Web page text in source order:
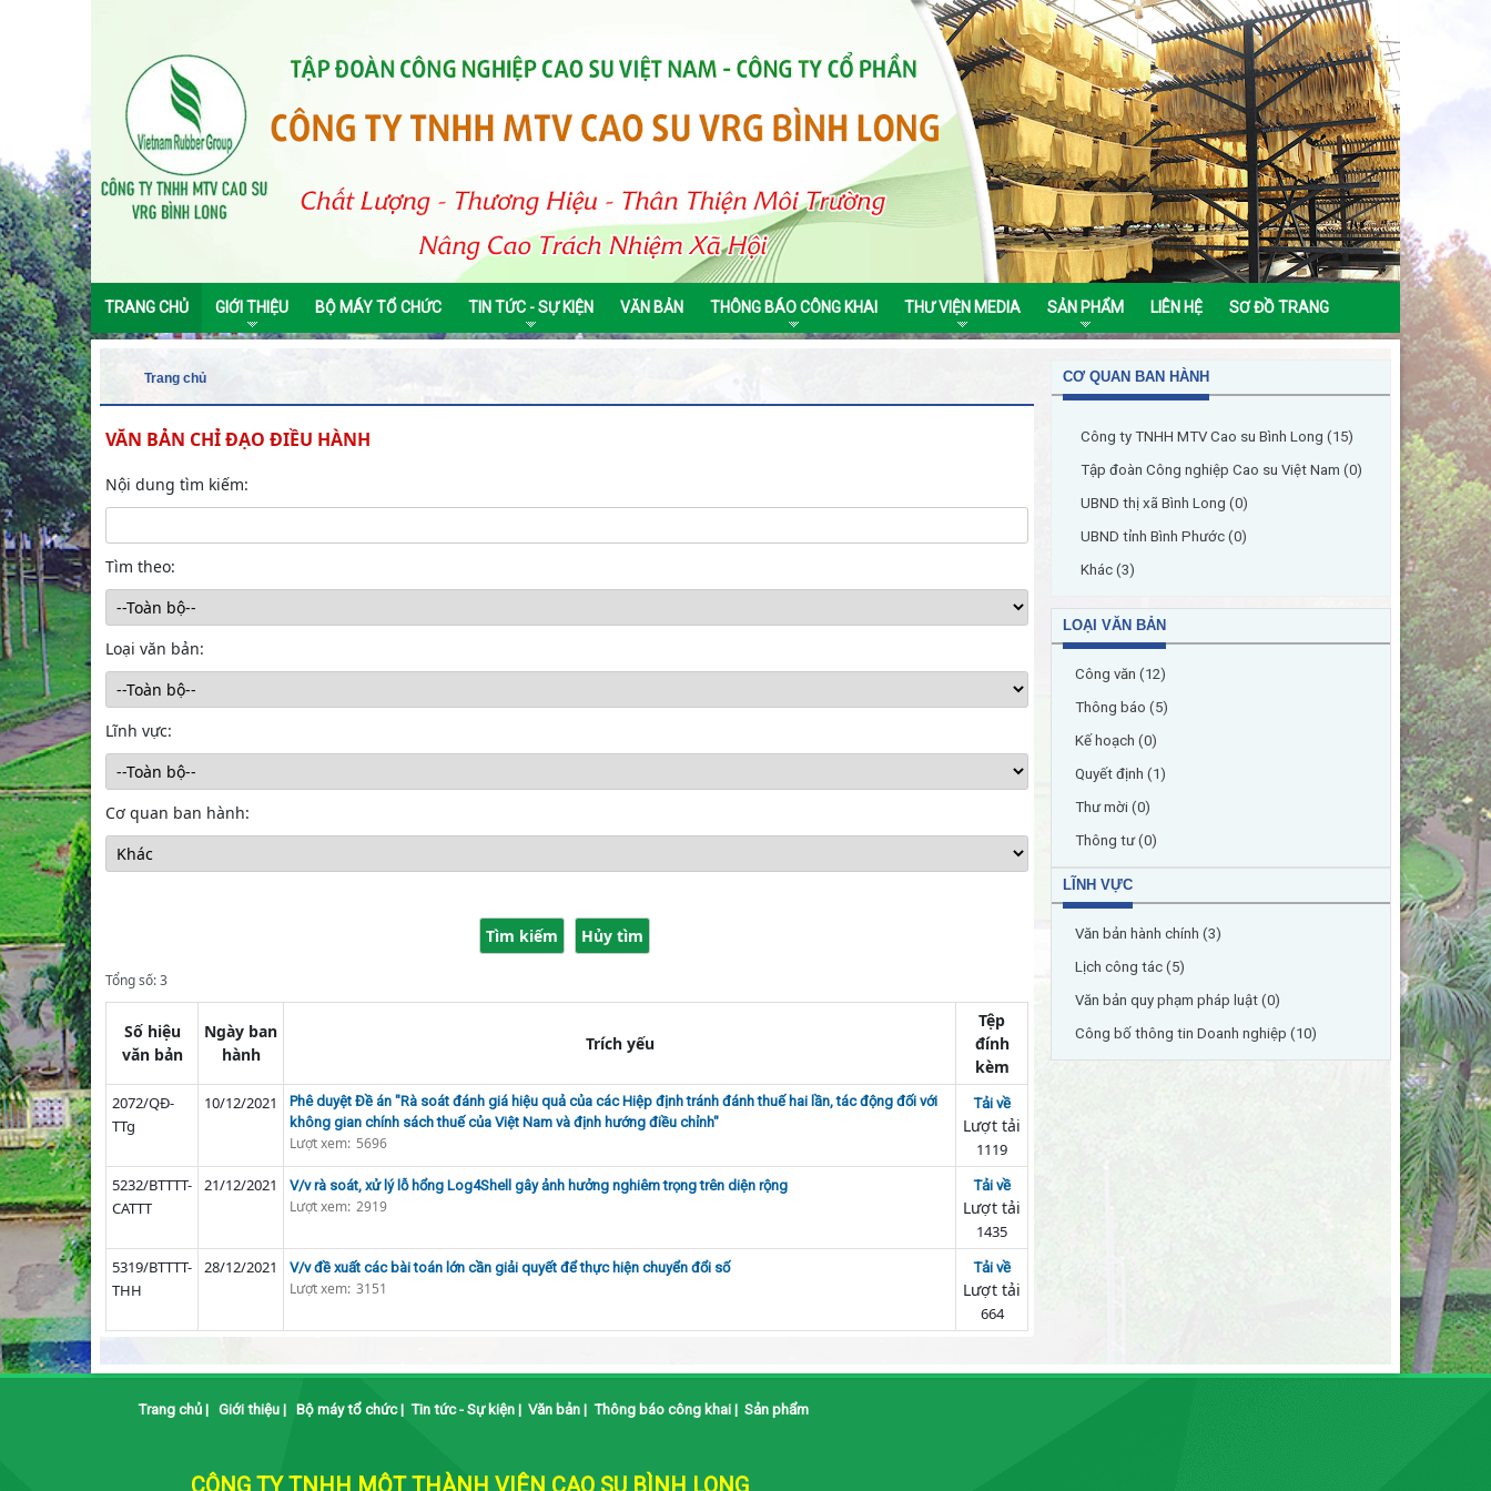
TRANG CHỦ GIỚI THIỆU BỘ MÁY TỔ CHỨC TIN TỨC - SỰ KIỆN VĂN BẢN THÔNG BÁO CÔNG KHAI THƯ VIỆN MEDIA SẢN PHẨM LIÊN HỆ SƠ ĐỒ TRANG
Trang chủ
VĂN BẢN CHỈ ĐẠO ĐIỀU HÀNH
Nội dung tìm kiếm:
Tìm theo:
Loại văn bản:
Lĩnh vực:
Cơ quan ban hành:
Tổng số: 3
Số hiệu
văn bản
Ngày ban
hành
Trích yếu
Tệp
đính
kèm
2072/QĐ-
TTg
10/12/2021
Phê duyệt Đề án "Rà soát đánh giá hiệu quả của các Hiệp định tránh đánh thuế hai lần, tác động đối với
không gian chính sách thuế của Việt Nam và định hướng điều chỉnh"
Lượt xem: 5696
Tải về
Lượt tải
1119
5232/BTTTT-
CATTT
21/12/2021 V/v rà soát, xử lý lỗ hổng Log4Shell gây ảnh hưởng nghiêm trọng trên diện rộng
Lượt xem: 2919
Tải về
Lượt tải
1435
5319/BTTTT-
THH
28/12/2021 V/v đề xuất các bài toán lớn cần giải quyết để thực hiện chuyển đổi số
Lượt xem: 3151
Tải về
Lượt tải
664
CƠ QUAN BAN HÀNH
Công ty TNHH MTV Cao su Bình Long (15)
Tập đoàn Công nghiệp Cao su Việt Nam (0)
UBND thị xã Bình Long (0)
UBND tỉnh Bình Phước (0)
Khác (3)
LOẠI VĂN BẢN
Công văn (12)
Thông báo (5)
Kế hoạch (0)
Quyết định (1)
Thư mời (0)
Thông tư (0)
LĨNH VỰC
Văn bản hành chính (3)
Lịch công tác (5)
Văn bản quy phạm pháp luật (0)
Công bố thông tin Doanh nghiệp (10)
Trang chủ| Giới thiệu| Bộ máy tổ chức| Tin tức - Sự kiện| Văn bản| Thông báo công khai| Sản phẩm
CÔNG TY TNHH MỘT THÀNH VIÊN CAO SU BÌNH LONG